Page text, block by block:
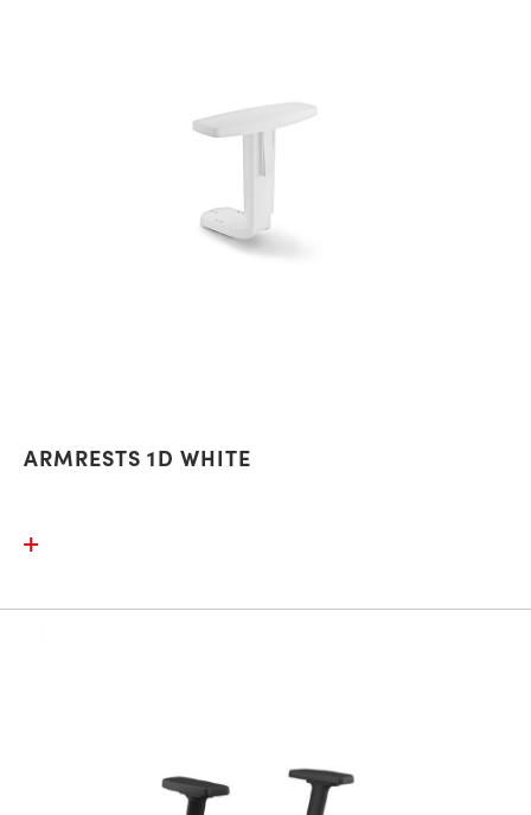
ARMRESTS 1D WHITE